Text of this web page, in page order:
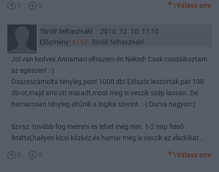
1 0 Válasz erre
Törölt felhasználó
2010. 12. 10. 11:10
Előzmény: #157 Törölt felhasználó
Jól van kedves Annamari elhiszem én Neked! Csak csodálkoztam
az egészen! :-)
Összeszámolta tényleg pont 1000 db! Először leszórtak pár 100
db-ot,majd ami ott maradt,most meg is veszik szép lassan..De
hamarosan tényleg eltűnik a logika szerint. :-) Durva nagyon:)
Szvsz. tovább fog memmi és lehet még min. 1-2 nap felső
limittel,hailyen kicsi közkéz,és hamar meg is veszik az eladókat...
0 0 Válasz erre